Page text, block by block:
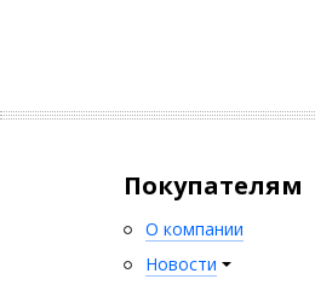
Покупателям
О компании
Новости